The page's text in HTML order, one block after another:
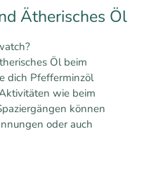
Ätherisches Öl
Öl beim
dich Pfefferminzöl
wie beim
können
oder auch